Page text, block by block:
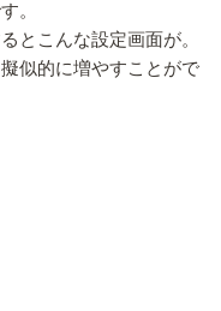
。
とこんな設定画面が。
似的に増やすことがで